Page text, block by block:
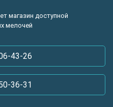
магазин доступной
мелочей
43-26
36-31